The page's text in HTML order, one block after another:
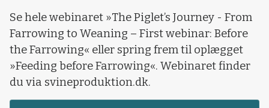
Se hele webinaret »The Piglet’s Journey - From
Farrowing to Weaning – First webinar: Before
the Farrowing« eller spring frem til oplægget
»Feeding before Farrowing«. Webinaret finder
du via svineproduktion.dk.